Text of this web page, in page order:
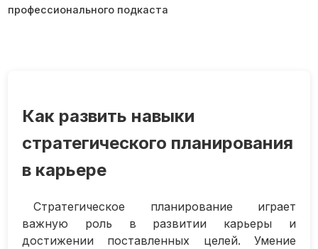
Как развить навыки
стратегического планирования
в карьере
Стратегическое планирование играет
важную роль в развитии карьеры и
достижении поставленных целей. Умение
профессионального подкаста